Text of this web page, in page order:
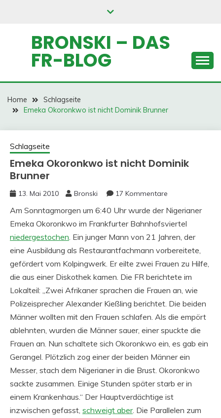
BRONSKI – DAS
FR-BLOG
Home
Schlagseite
Emeka Okoronkwo ist nicht Dominik Brunner
Schlagseite
Emeka Okoronkwo ist nicht Dominik
Brunner
13. Mai 2010 Bronski 17 Kommentare
Am Sonntagmorgen um 6:40 Uhr wurde der Nigerianer
Emeka Okoronkwo im Frankfurter Bahnhofsviertel
niedergestochen. Ein junger Mann von 21 Jahren, der
eine Ausbildung als Restaurantfachmann vorbereitete,
gefördert vom Kolpingwerk. Er eilte zwei Frauen zu Hilfe,
die aus einer Diskothek kamen. Die FR berichtete im
Lokalteil: „Zwei Afrikaner sprachen die Frauen an, wie
Polizeisprecher Alexander Kießling berichtet. Die beiden
Männer wollten mit den Frauen schlafen. Als die empört
ablehnten, wurden die Männer sauer, einer spuckte die
Frauen an. Nun schaltete sich Okoronkwo ein, es gab ein
Gerangel. Plötzlich zog einer der beiden Männer ein
Messer, stach dem Nigerianer in die Brust. Okoronkwo
sackte zusammen. Einige Stunden später starb er in
einem Krankenhaus.“ Der Hauptverdächtige ist
inzwischen gefasst, schweigt aber. Die Parallelen zum